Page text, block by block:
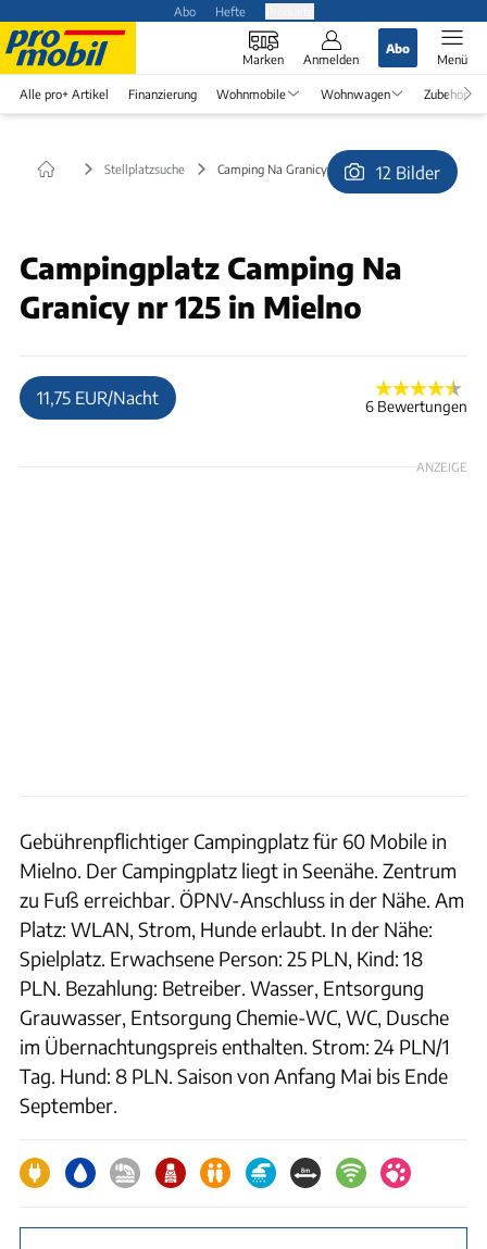
Abo Hefte
Marken Anmelden
Abo
Menü
Alle pro+ Artikel Finanzierung Wohnmobile Wohnwagen Zubehör
Stellplatzsuche Camping Na Granicy nr 125 in Mielno
12 Bilder
Campingplatz Camping Na
Granicy nr 125 in Mielno
11,75 EUR/Nacht 6 Bewertungen
ANZEIGE
Gebührenpflichtiger Campingplatz für 60 Mobile in
Mielno. Der Campingplatz liegt in Seenähe. Zentrum
zu Fuß erreichbar. ÖPNV-Anschluss in der Nähe. Am
Platz: WLAN, Strom, Hunde erlaubt. In der Nähe:
Spielplatz. Erwachsene Person: 25 PLN, Kind: 18
PLN. Bezahlung: Betreiber. Wasser, Entsorgung
Grauwasser, Entsorgung Chemie-WC, WC, Dusche
im Übernachtungspreis enthalten. Strom: 24 PLN/1
Tag. Hund: 8 PLN. Saison von Anfang Mai bis Ende
September.